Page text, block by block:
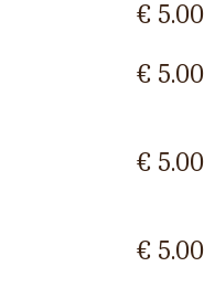
€ 5.00
€ 5.00
€ 5.00
€ 5.00